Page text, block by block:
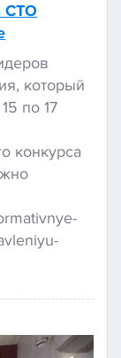
СТО
который
по 17
конкурса